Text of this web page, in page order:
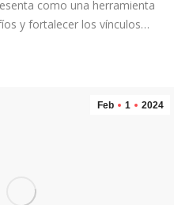
como una herramienta
y fortalecer los vínculos…
Feb 1 2024